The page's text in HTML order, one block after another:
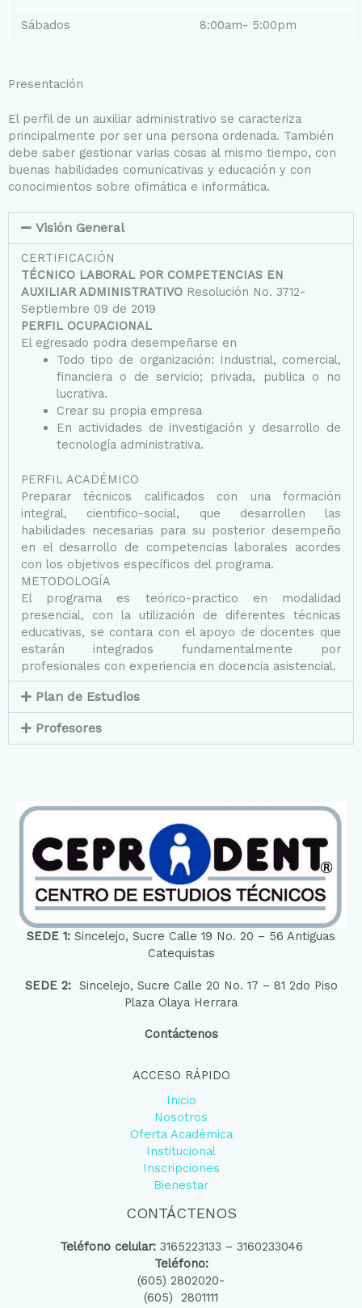
Sábados 8:00am- 5:00pm
Presentación
El perfil de un auxiliar administrativo se caracteriza
principalmente por ser una persona ordenada. También
debe saber gestionar varias cosas al mismo tiempo, con
buenas habilidades comunicativas y educación y con
conocimientos sobre ofimática e informática.
Visión General
CERTIFICACIÓN
TÉCNICO LABORAL POR COMPETENCIAS EN
AUXILIAR ADMINISTRATIVO Resolución No. 3712-
Septiembre 09 de 2019
PERFIL OCUPACIONAL
El egresado podra desempeñarse en
Todo tipo de organización: Industrial, comercial,
financiera o de servicio; privada, publica o no
lucrativa.
Crear su propia empresa
En actividades de investigación y desarrollo de
tecnología administrativa.
PERFIL ACADÉMICO
Preparar técnicos calificados con una formación
integral, cientifico-social, que desarrollen las
habilidades necesarias para su posterior desempeño
en el desarrollo de competencias laborales acordes
con los objetivos específicos del programa.
METODOLOGÍA
El programa es teórico-practico en modalidad
presencial, con la utilización de diferentes técnicas
educativas, se contara con el apoyo de docentes que
estarán integrados fundamentalmente por
profesionales con experiencia en docencia asistencial.
Plan de Estudios
Profesores
SEDE 1: Sincelejo, Sucre Calle 19 No. 20 – 56 Antiguas
Catequistas
SEDE 2:Sincelejo, Sucre Calle 20 No. 17 – 81 2do Piso
Plaza Olaya Herrara
Contáctenos
ACCESO RÁPIDO
Inicio
Nosotros
Oferta Académica
Institucional
Inscripciones
Bienestar
CONTÁCTENOS
Teléfono celular: 3165223133 – 3160233046
Teléfono:
(605) 2802020-
(605) 2801111